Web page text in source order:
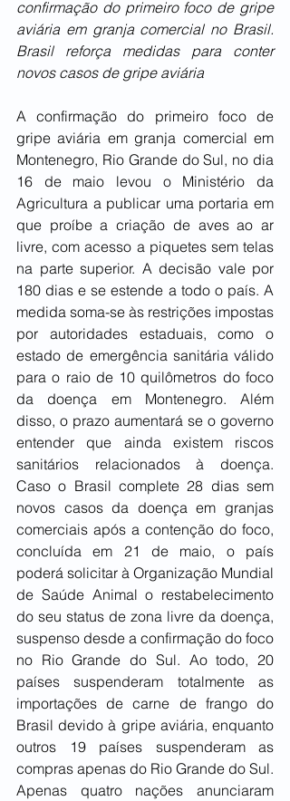
confirmação do primeiro foco de gripe
aviária em granja comercial no Brasil.
Brasil reforça medidas para conter
novos casos de gripe aviária
A confirmação do primeiro foco de
gripe aviária em granja comercial em
Montenegro, Rio Grande do Sul, no dia
16 de maio levou o Ministério da
Agricultura a publicar uma portaria em
que proíbe a criação de aves ao ar
livre, com acesso a piquetes sem telas
na parte superior. A decisão vale por
180 dias e se estende a todo o país. A
medida soma-se às restrições impostas
por autoridades estaduais, como o
estado de emergência sanitária válido
para o raio de 10 quilômetros do foco
da doença em Montenegro. Além
disso, o prazo aumentará se o governo
entender que ainda existem riscos
sanitários relacionados à doença.
Caso o Brasil complete 28 dias sem
novos casos da doença em granjas
comerciais após a contenção do foco,
concluída em 21 de maio, o país
poderá solicitar à Organização Mundial
de Saúde Animal o restabelecimento
do seu status de zona livre da doença,
suspenso desde a confirmação do foco
no Rio Grande do Sul. Ao todo, 20
países suspenderam totalmente as
importações de carne de frango do
Brasil devido à gripe aviária, enquanto
outros 19 países suspenderam as
compras apenas do Rio Grande do Sul.
Apenas quatro nações anunciaram